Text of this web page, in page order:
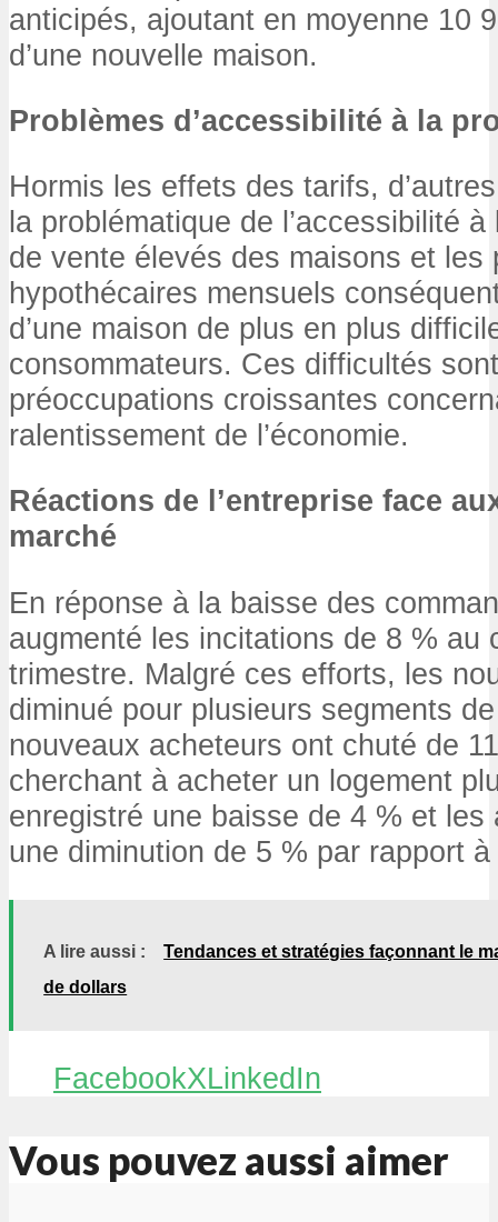
anticipés, ajoutant en moyenne 10
d’une nouvelle maison.
Problèmes d’accessibilité à la
Hormis les effets des tarifs,
la problématique de l’accessibilité
de vente élevés des maisons et les
hypothécaires mensuels
d’une maison de plus en plus
consommateurs. Ces difficultés
préoccupations croissantes
ralentissement de l’économie.
Réactions de l’entreprise face
marché
En réponse à la baisse des
augmenté les incitations de 8 % au
trimestre. Malgré ces efforts, les
diminué pour plusieurs segments
nouveaux acheteurs ont chuté de
cherchant à acheter un logement
enregistré une baisse de 4 % et les
une diminution de 5 % par rapport à
A lire aussi :
Tendances et stratégies façonnant le
de dollars
FacebookXLinkedIn
Vous pouvez aussi aimer